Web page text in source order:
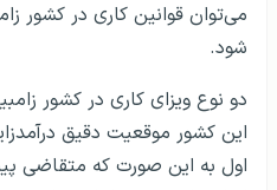
می‌توان قوانین کاری در کشور
شود.
دو نوع ویزای کاری در کشور
این کشور موقعیت دقیق
اول به این صورت که متقاضی